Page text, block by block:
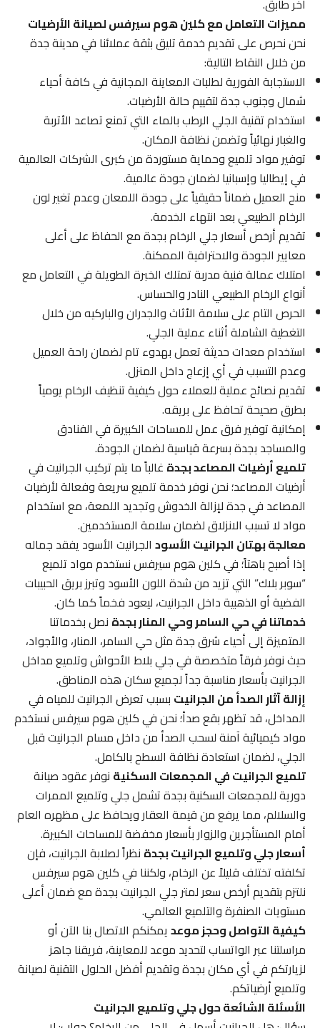
مميزات التعامل مع كلين هوم سيرفس لصيانة الأرضيات
نحن نحرص على تقديم خدمة تليق بثقة عملائنا في مدينة جدة
من خلال النقاط التالية:
الاستجابة الفورية لطلبات المعاينة المجانية في كافة أحياء
شمال وجنوب جدة لتقييم حالة الأرضيات.
استخدام تقنية الجلي الرطب بالماء التي تمنع تصاعد الأتربة
والغبار نهائياً وتضمن نظافة المكان.
توفير مواد تلميع وحماية مستوردة من كبرى الشركات العالمية
في إيطاليا وإسبانيا لضمان جودة عالمية.
منح العميل ضماناً حقيقياً على جودة اللمعان وعدم تغير لون
الرخام الطبيعي بعد انتهاء الخدمة.
تقديم أرخص أسعار جلي الرخام بجدة مع الحفاظ على أعلى
معايير الجودة والاحترافية الممكنة.
امتلاك عمالة فنية مدربة تمتلك الخبرة الطويلة في التعامل مع
أنواع الرخام الطبيعي النادر والحساس.
الحرص التام على سلامة الأثاث والجدران والباركيه من خلال
التغطية الشاملة أثناء عملية الجلي.
استخدام معدات حديثة تعمل بهدوء تام لضمان راحة العميل
وعدم التسبب في أي إزعاج داخل المنزل.
تقديم نصائح عملية للعملاء حول كيفية تنظيف الرخام يومياً
بطرق صحيحة تحافظ على بريقه.
إمكانية توفير فرق عمل للمساحات الكبيرة في الفنادق
والمساجد بجدة بسرعة قياسية لضمان الجودة.
تلميع أرضيات المصاعد بجدةغالباً ما يتم تركيب الجرانيت في
أرضيات المصاعد؛ نحن نوفر خدمة تلميع سريعة وفعالة لأرضيات
المصاعد في جدة لإزالة الخدوش وتجديد اللمعة، مع استخدام
مواد لا تسبب الانزلاق لضمان سلامة المستخدمين.
معالجة بهتان الجرانيت الأسودالجرانيت الأسود يفقد جماله
إذا أصبح باهتاً؛ في كلين هوم سيرفس نستخدم مواد تلميع
“سوبر بلاك” التي تزيد من شدة اللون الأسود وتبرز بريق الحبيبات
الفضية أو الذهبية داخل الجرانيت، ليعود فخماً كما كان.
خدماتنا في حي السامر وحي المنار بجدةنصل بخدماتنا
المتميزة إلى أحياء شرق جدة مثل حي السامر، المنار، والأجواد،
حيث نوفر فرقاً متخصصة في جلي بلاط الأحواش وتلميع مداخل
الجرانيت بأسعار مناسبة جداً لجميع سكان هذه المناطق.
إزالة آثار الصدأ من الجرانيتبسبب تعرض الجرانيت للمياه في
المداخل، قد تظهر بقع صدأ؛ نحن في كلين هوم سيرفس نستخدم
مواد كيميائية آمنة لسحب الصدأ من داخل مسام الجرانيت قبل
الجلي، لضمان استعادة نظافة السطح بالكامل.
تلميع الجرانيت في المجمعات السكنيةنوفر عقود صيانة
دورية للمجمعات السكنية بجدة تشمل جلي وتلميع الممرات
والسلالم، مما يرفع من قيمة العقار ويحافظ على مظهره العام
أمام المستأجرين والزوار بأسعار مخفضة للمساحات الكبيرة.
أسعار جلي وتلميع الجرانيت بجدةنظراً لصلابة الجرانيت، فإن
تكلفته تختلف قليلاً عن الرخام، ولكننا في كلين هوم سيرفس
نلتزم بتقديم أرخص سعر لمتر جلي الجرانيت بجدة مع ضمان أعلى
مستويات الصنفرة والتلميع العالمي.
كيفية التواصل وحجز موعديمكنكم الاتصال بنا الآن أو
مراسلتنا عبر الواتساب لتحديد موعد للمعاينة، فريقنا جاهز
لزيارتكم في أي مكان بجدة وتقديم أفضل الحلول التقنية لصيانة
وتلميع أرضياتكم.
الأسئلة الشائعة حول جلي وتلميع الجرانيت